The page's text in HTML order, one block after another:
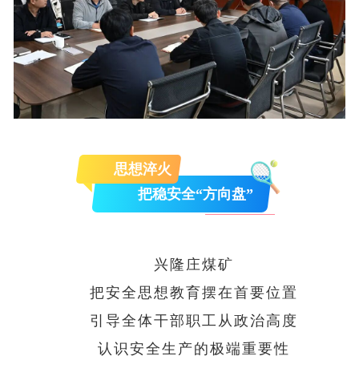
思想淬火
把稳安全“方向盘”
兴隆庄煤矿
把安全思想教育摆在首要位置
引导全体干部职工从政治高度
认识安全生产的极端重要性